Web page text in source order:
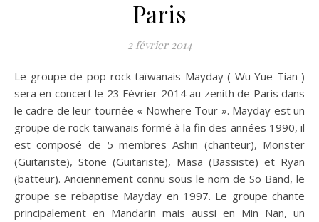
Paris
2 février 2014
Le groupe de pop-rock taïwanais Mayday ( Wu Yue Tian )
sera en concert le 23 Février 2014 au zenith de Paris dans
le cadre de leur tournée « Nowhere Tour ». Mayday est un
groupe de rock taïwanais formé à la fin des années 1990, il
est composé de 5 membres Ashin (chanteur), Monster
(Guitariste), Stone (Guitariste), Masa (Bassiste) et Ryan
(batteur). Anciennement connu sous le nom de So Band, le
groupe se rebaptise Mayday en 1997. Le groupe chante
principalement en Mandarin mais aussi en Min Nan, un